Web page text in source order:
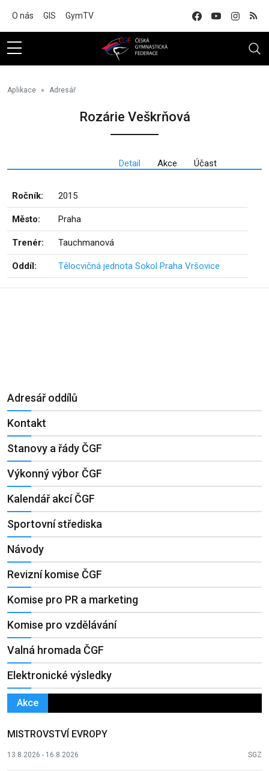
O nás GIS GymTV
Aplikace Adresář
Rozárie Veškrňová
Detail Akce Účast
Ročník: 2015
Město: Praha
Trenér: Tauchmanová
Oddíl: Tělocvičná jednota Sokol Praha Vršovice
Adresář oddílů
Kontakt
Stanovy a řády ČGF
Výkonný výbor ČGF
Kalendář akcí ČGF
Sportovní střediska
Návody
Revizní komise ČGF
Komise pro PR a marketing
Komise pro vzdělávání
Valná hromada ČGF
Elektronické výsledky
Akce
MISTROVSTVÍ EVROPY
13.8.2026 - 16.8.2026 SGZ